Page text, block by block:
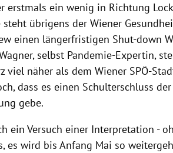
erstmals ein wenig in Richtung
steht übrigens der Wiener
einen längerfristigen Shut-down
selbst Pandemie-Expertin,
viel näher als dem Wiener SPÖ-
dass es einen Schulterschluss
gebe.
ein Versuch einer Interpretation -
es wird bis Anfang Mai so